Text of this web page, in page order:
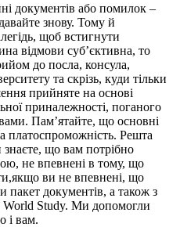
документів або помилок –
знову. Тому й
щоб встигнути
відмови суб’єктивна, то
до посла, консула,
та скрізь, куди тільки
прийняте на основі
приналежності, поганого
Пам’ятайте, що основні
Решта
що вам потрібно
не впевнені в тому, що
ви не впевнені, що
пакет документів, а також з
World Study. Ми допомогли
і вам.